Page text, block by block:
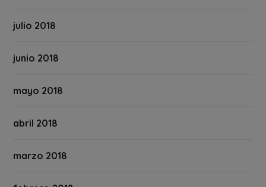
julio 2018
junio 2018
mayo 2018
abril 2018
marzo 2018